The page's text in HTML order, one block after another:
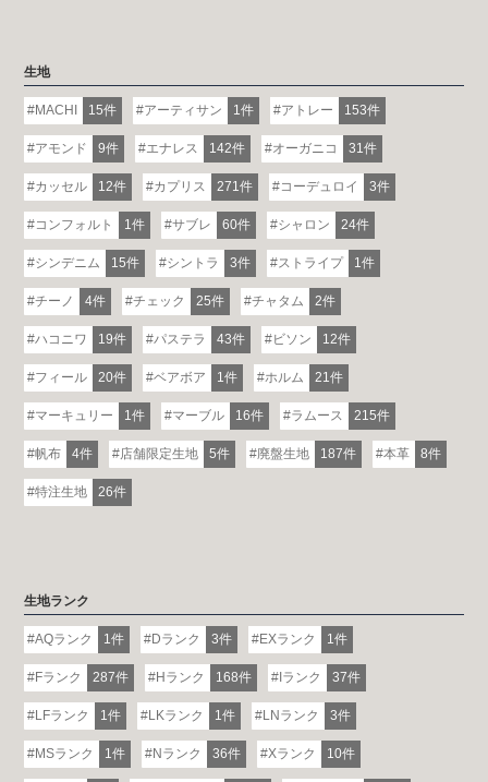
生地
MACHI 15件 アーティサン 1件 アトレー 153件
アモンド 9件 エナレス 142件 オーガニコ 31件
カッセル 12件 カプリス 271件 コーデュロイ 3件
コンフォルト 1件 サブレ 60件 シャロン 24件
シンデニム 15件 シントラ 3件 ストライプ 1件
チーノ 4件 チェック 25件 チャタム 2件
ハコニワ 19件 パステラ 43件 ビソン 12件
フィール 20件 ベアボア 1件 ホルム 21件
マーキュリー 1件 マーブル 16件 ラムース 215件
帆布 4件 店舗限定生地 5件 廃盤生地 187件 本革 8件
特注生地 26件
生地ランク
AQランク 1件 Dランク 3件 EXランク 1件
Fランク 287件 Hランク 168件 Iランク 37件
LFランク 1件 LKランク 1件 LNランク 3件
MSランク 1件 Nランク 36件 Xランク 10件